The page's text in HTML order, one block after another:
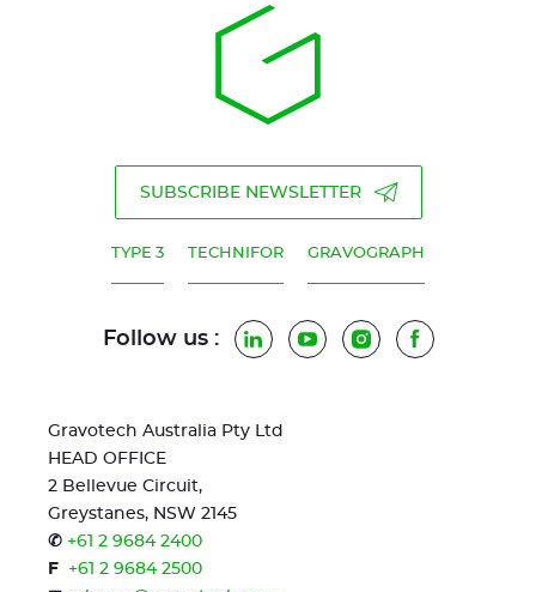
SUBSCRIBE NEWSLETTER
TYPE 3 TECHNIFOR GRAVOGRAPH
Follow us : LinkedInYouTubeInstagramFacebook
Gravotech Australia Pty Ltd
HEAD OFFICE
2 Bellevue Circuit,
Greystanes, NSW 2145
✆ +61 2 9684 2400
F
+61 2 9684 2500